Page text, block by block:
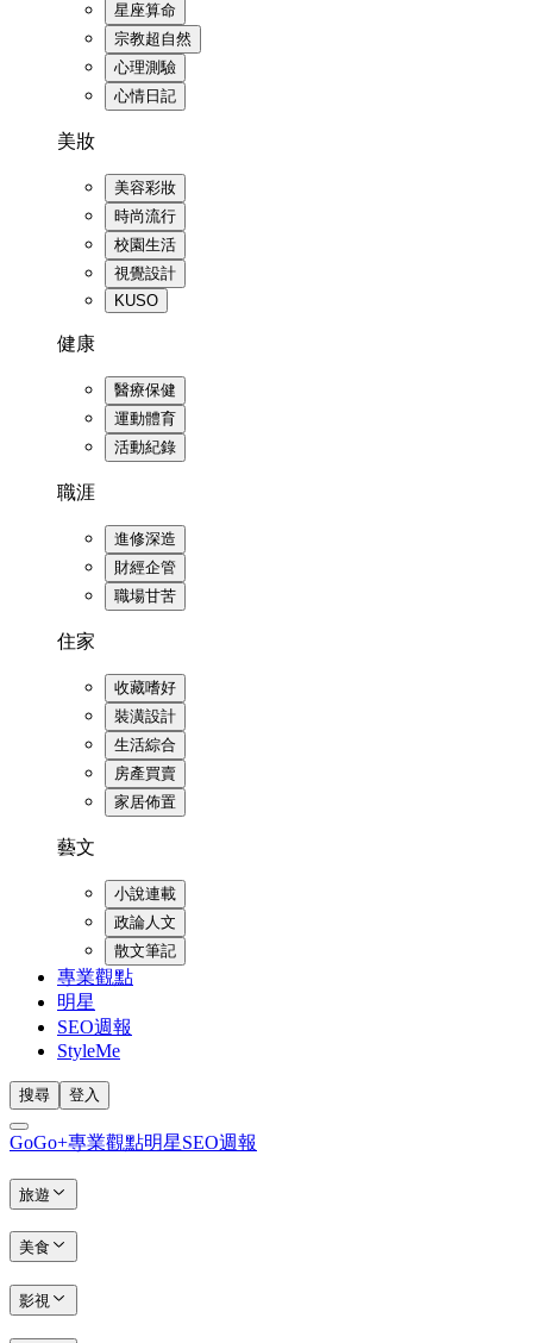
星座算命
宗教超自然
心理測驗
心情日記
美妝
美容彩妝
時尚流行
校園生活
視覺設計
KUSO
健康
醫療保健
運動體育
活動紀錄
職涯
進修深造
財經企管
職場甘苦
住家
收藏嗜好
裝潢設計
生活綜合
房產買賣
家居佈置
藝文
小說連載
政論人文
散文筆記
專業觀點
明星
SEO週報
StyleMe
搜尋 登入
GoGo+專業觀點明星SEO週報
旅遊
美食
影視